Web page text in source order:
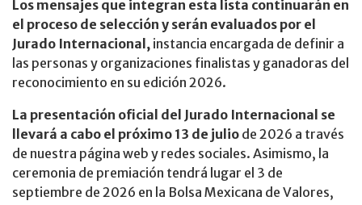
Los mensajes que integran esta lista continuarán en
el proceso de selección y serán evaluados por el
Jurado Internacional, instancia encargada de definir a
las personas y organizaciones finalistas y ganadoras del
reconocimiento en su edición 2026.
La presentación oficial del Jurado Internacional se
llevará a cabo el próximo 13 de julio de 2026 a través
de nuestra página web y redes sociales. Asimismo, la
ceremonia de premiación tendrá lugar el 3 de
septiembre de 2026 en la Bolsa Mexicana de Valores,